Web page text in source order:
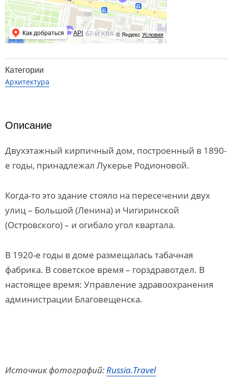
© Яндекс Условия
Как добраться API
Категории
Архитектура
Описание
Двухэтажный кирпичный дом, построенный в 1890-
е годы, принадлежал Лукерье Родионовой.
Когда-то это здание стояло на пересечении двух
улиц – Большой (Ленина) и Чигиринской
(Островского) – и огибало угол квартала.
В 1920-е годы в доме размещалась табачная
фабрика. В советское время – горздравотдел. В
настоящее время: Управление здравоохранения
администрации Благовещенска.
Источник фотографий:Russia.Travel